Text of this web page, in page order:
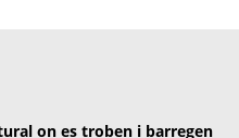
on es troben i barregen